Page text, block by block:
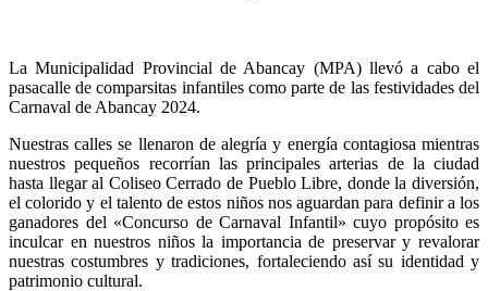
La Municipalidad Provincial de Abancay (MPA) llevó a cabo el
pasacalle de comparsitas infantiles como parte de las festividades del
Carnaval de Abancay 2024.
Nuestras calles se llenaron de alegría y energía contagiosa mientras
nuestros pequeños recorrían las principales arterias de la ciudad
hasta llegar al Coliseo Cerrado de Pueblo Libre, donde la diversión,
el colorido y el talento de estos niños nos aguardan para definir a los
ganadores del «Concurso de Carnaval Infantil» cuyo propósito es
inculcar en nuestros niños la importancia de preservar y revalorar
nuestras costumbres y tradiciones, fortaleciendo así su identidad y
patrimonio cultural.